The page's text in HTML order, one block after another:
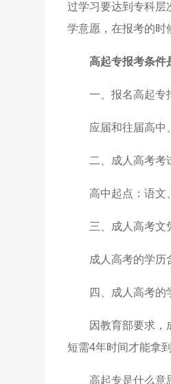
过学习要达到专科层
学意愿，在报考的时
高起专报考条件
一、报名高起专
应届和往届高中
二、成人高考考
高中起点：语文
三、成人高考文
成人高考的学历
四、成人高考的
因教育部要求
短需4年时间才能拿到
高起专是什么意